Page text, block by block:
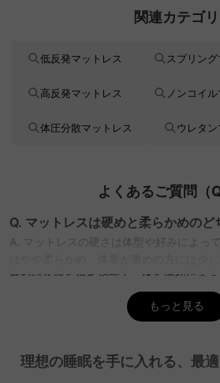
関連カテゴリ
低反発マットレス スプリン
高反発マットレス ノンコイ
体圧分散マットレス ウレタ
よくあるご質問（
Q. マットレスは硬めと柔らかめのど
A. マットレスの硬さは体型や好みによっ
然な寝姿勢を保ちやすく、体を適切に支
です。CAGUUUのマットレスは、様々な
り、MyCoordiの無料インテリア提案を利
Q. マットレス選びで重要なポイント
もっと見る
理想の睡眠を手に入れる、最